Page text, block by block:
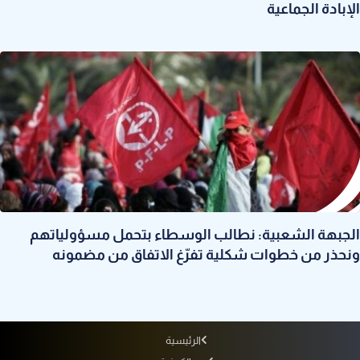
الإبادة الجماعية
الجبهة الشعبية: نطالب الوسطاء بتحمل مسؤولياتهم
ونحذر من خطوات شكلية تفرّغ الاتفاق من مضمونه
الرئيسية